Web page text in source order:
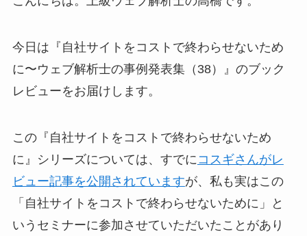
今日は『自社サイトをコストで終わらせないため
に〜ウェブ解析士の事例発表集（38）』のブック
レビューをお届けします。
この『自社サイトをコストで終わらせないため
に』シリーズについては、すでに コスギさんがレ
ビュー記事を公開されていますが、私も実はこの
「自社サイトをコストで終わらせないために」と
いうセミナーに参加させていただいたことがあり